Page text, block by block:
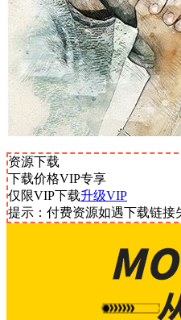
资源下载
下载价格VIP专享
仅限VIP下载升级VIP
提示：付费资源如遇下载链接